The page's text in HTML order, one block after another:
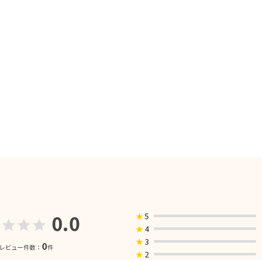
0.0
レビュー件数： 0件
★5
★4
★3
★ 2